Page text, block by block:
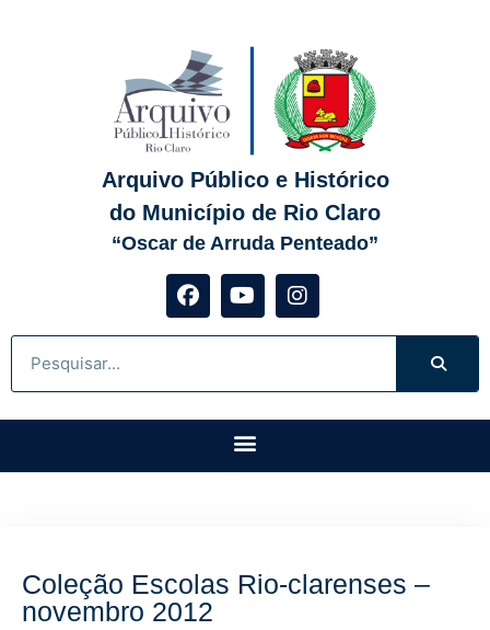
Arquivo Público e Histórico
do Município de Rio Claro
“Oscar de Arruda Penteado”
Coleção Escolas Rio-clarenses –
novembro 2012